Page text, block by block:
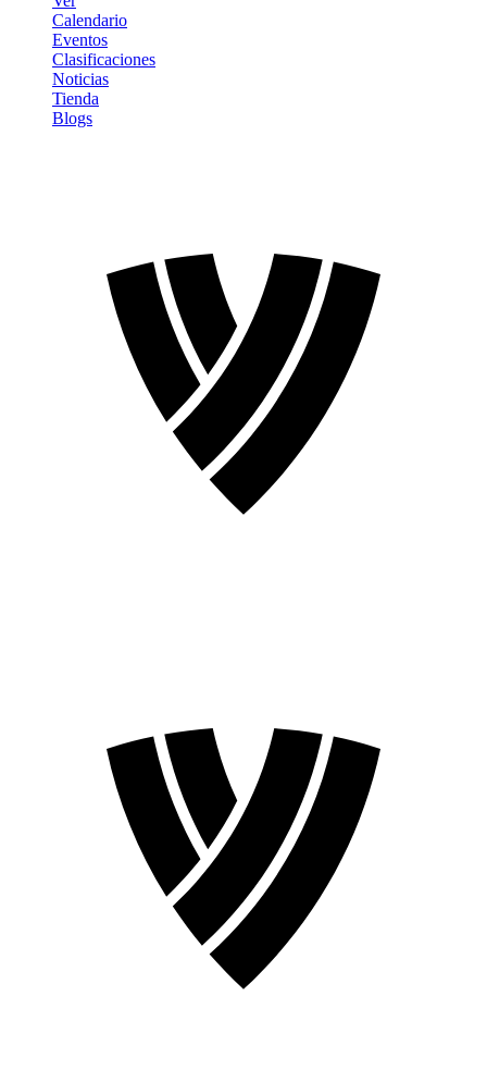
Calendario
Eventos
Clasificaciones
Noticias
Tienda
Blogs